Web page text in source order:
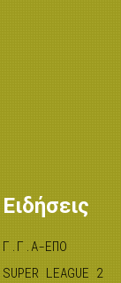
Ειδήσεις
Γ.Γ.Α-ΕΠΟ
SUPER LEAGUE 2